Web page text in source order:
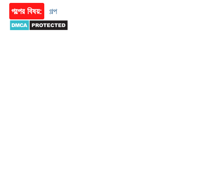
গল্পের বিষয়: গল্প